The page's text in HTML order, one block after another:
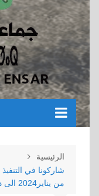
الرئيسية
شاركونا في
من يناير2024 الى دجنبر 2025